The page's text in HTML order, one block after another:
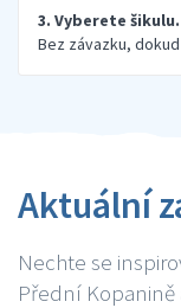
3. Vyberete šikulu.
Bez závazku,
Aktuální
Nechte se
Přední Kopanině